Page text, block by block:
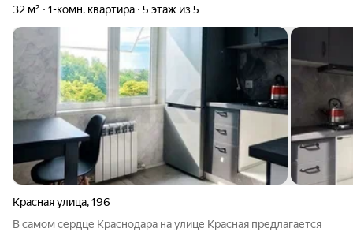
32 м² 1-комн. квартира 5 этаж из 5
Красная улица,196
В самом сердце Краснодара на улице Красная предлагается